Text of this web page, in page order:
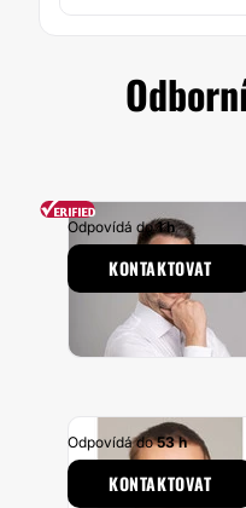
Odpovídá do1 h
KONTAKTOVAT
Odpovídá do53 h
KONTAKTOVAT